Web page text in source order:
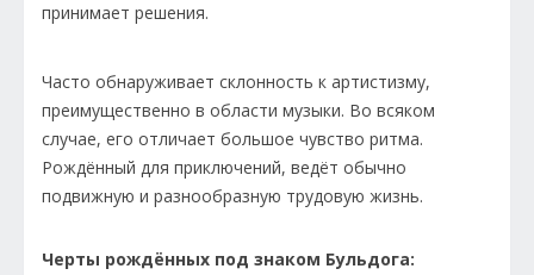
принимает решения.
Часто обнаруживает склонность к артистизму,
преимущественно в области музыки. Во всяком
случае, его отличает большое чувство ритма.
Рождённый для приключений, ведёт обычно
подвижную и разнообразную трудовую жизнь.
Черты рождённых под знаком Бульдога: